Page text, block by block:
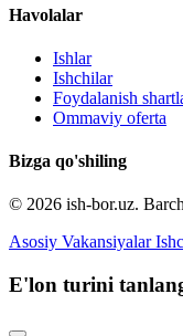
Havolalar
Ishlar
Ishchilar
Foydalanish
Ommaviy oferta
Bizga qo'shiling
© 2026 ish-bor.uz.
Asosiy Vakansiyalar
E'lon turini